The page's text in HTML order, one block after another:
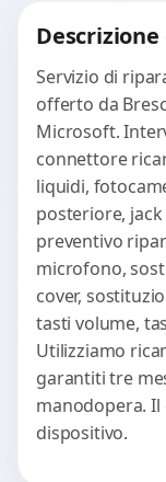
Servizio di
offerto da
Microsoft.
connettore
liquidi,
posteriore,
preventivo
microfono,
cover,
tasti volume,
Utilizziamo
garantiti tre
manodopera.
dispositivo.